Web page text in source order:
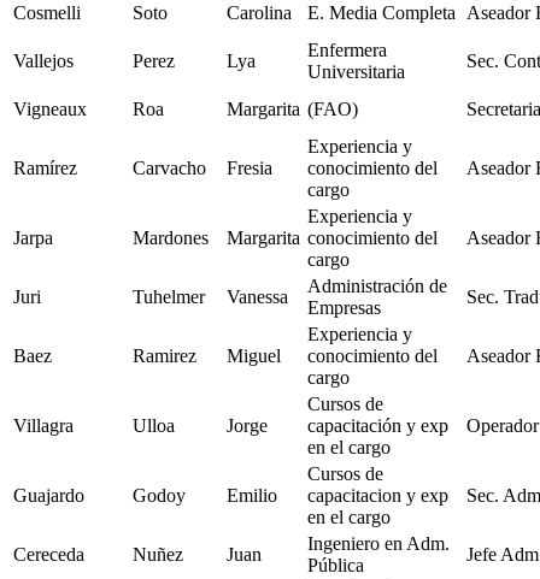
Cosmelli Soto Carolina E. Media Completa Aseador
Vallejos Perez Lya
Enfermera
Universitaria
Sec.
Vigneaux Roa Margarita (FAO) Secretaria
Ramírez Carvacho Fresia
Experiencia y
conocimiento del
cargo
Aseador
Jarpa Mardones Margarita
Experiencia y
conocimiento del
cargo
Aseador
Juri Tuhelmer Vanessa
Administración de
Empresas
Sec.
Baez Ramirez Miguel
Experiencia y
conocimiento del
cargo
Aseador
Villagra Ulloa Jorge
Cursos de
capacitación y exp
en el cargo
Guajardo Godoy Emilio
Cursos de
capacitacion y exp
en el cargo
Sec.
Cereceda Nuñez Juan
Ingeniero en Adm.
Pública
Jefe